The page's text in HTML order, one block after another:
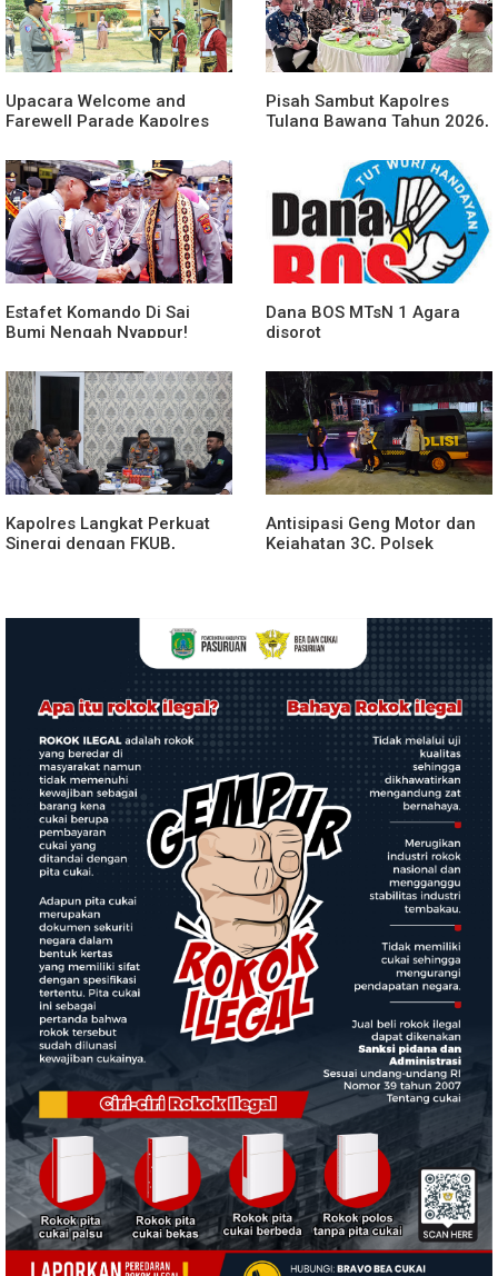
Upacara Welcome and
Farewell Parade Kapolres
Berlangsung Khidmat
Pisah Sambut Kapolres
Tulang Bawang Tahun 2026,
Forkopimda untuk Menjaga
Stabilitas Daerah
Estafet Komando Di Sai
Bumi Nengah Nyappur!
Dan Penyerahan Tunggul
Kesatuan Polres Tulang
Bawang Berlangsung
Spektakuler
Dana BOS MTsN 1 Agara
disorot
Kapolres Langkat Perkuat
Sinergi dengan FKUB,
Antisipasi Geng Motor dan
Kejahatan 3C, Polsek